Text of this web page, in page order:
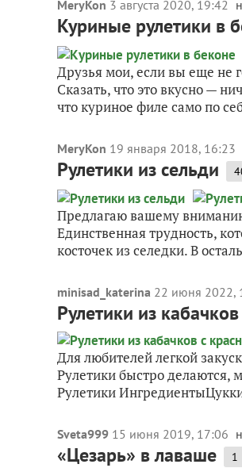
MeryKon 3 августа 2020, 19:42
Куриные рулетики в
Друзья мои, если вы еще не
Сказать, что это вкусно —
что куриное филе само по
MeryKon 19 января 2018, 16:23
Рулетики из сельди
Предлагаю вашему
Единственная трудность,
косточек из селедки. В
minisad_katerina 22 июня 2022,
Рулетики из
Для любителей легкой
Рулетики быстро делаются,
Рулетики
Sveta999 15 июня 2019, 17:06
«Цезарь» в лаваше 1